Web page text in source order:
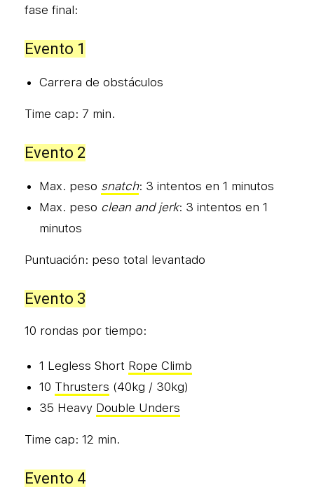
fase final:
Evento 1
Carrera de obstáculos
Time cap: 7 min.
Evento 2
Max. peso snatch: 3 intentos en 1 minutos
Max. peso clean and jerk: 3 intentos en 1
minutos
Puntuación: peso total levantado
Evento 3
10 rondas por tiempo:
1 Legless Short Rope Climb
10 Thrusters (40kg / 30kg)
35 Heavy Double Unders
Time cap: 12 min.
Evento 4